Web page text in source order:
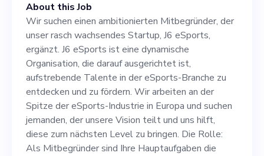
jemanden, der unsere Vision
teilt und uns hilft, diese zum
nächsten Level zu bringen.
Die Rolle: Als Mitbegründer
sind Ihre Hauptaufgaben die
strategische Planung und
Umsetzung der
About this Job
Wir suchen einen ambitionierten Mitbegründer, der
unser rasch wachsendes Startup, J6 eSports,
ergänzt. J6 eSports ist eine dynamische
Organisation, die darauf ausgerichtet ist,
aufstrebende Talente in der eSports-Branche zu
entdecken und zu fördern. Wir arbeiten an der
Spitze der eSports-Industrie in Europa und suchen
jemanden, der unsere Vision teilt und uns hilft,
diese zum nächsten Level zu bringen. Die Rolle:
Als Mitbegründer sind Ihre Hauptaufgaben die